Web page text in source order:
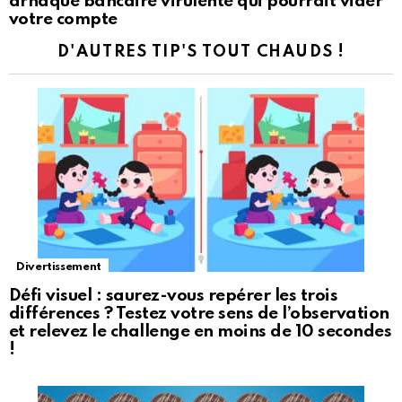
votre compte
D'AUTRES TIP'S TOUT CHAUDS !
Divertissement
Défi visuel : saurez-vous repérer les trois
différences ? Testez votre sens de l’observation
et relevez le challenge en moins de 10 secondes
!